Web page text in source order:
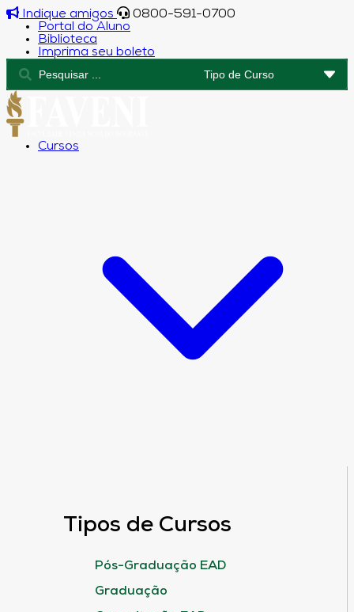
Indique amigos
0800-591-0700
Portal do Aluno
Biblioteca
Imprima seu boleto
Cursos
Tipos de Cursos
Pós-Graduação EAD
Graduação